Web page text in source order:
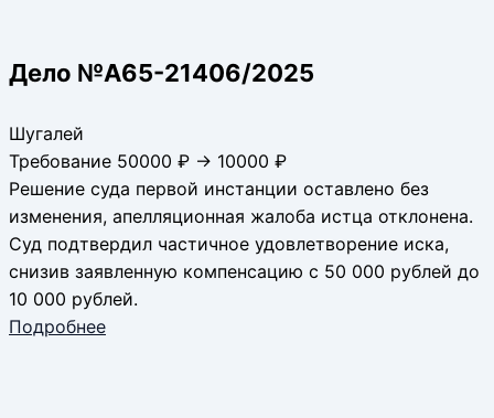
Дело №А65-21406/2025
Шугалей
Требование 50000 ₽ → 10000 ₽
Решение суда первой инстанции оставлено без
изменения, апелляционная жалоба истца отклонена.
Суд подтвердил частичное удовлетворение иска,
снизив заявленную компенсацию с 50 000 рублей до
10 000 рублей.
Подробнее